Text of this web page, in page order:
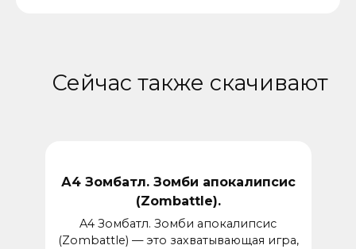
Сейчас также скачивают
А4 Зомбатл. Зомби апокалипсис
(Zombattle).
A4 Зомбатл. Зомби апокалипсис
(Zombattle) — это захватывающая игра,